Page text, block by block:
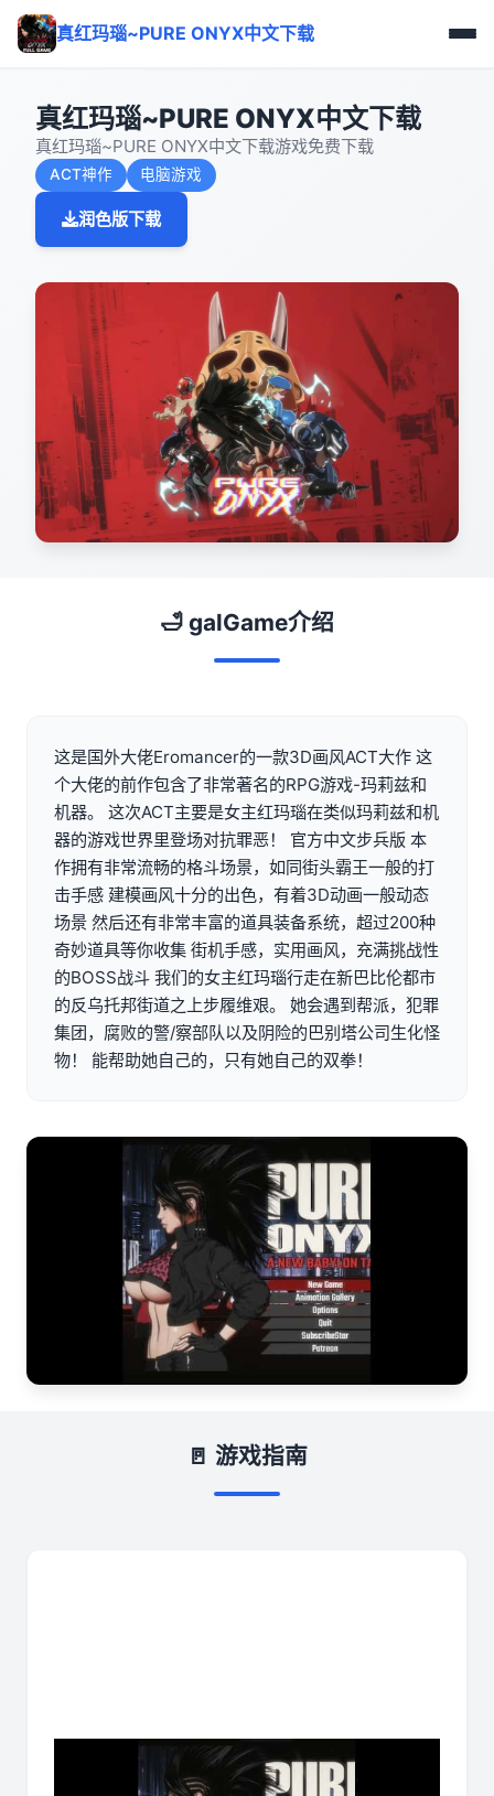
真红玛瑙~PURE ONYX中文下载
真红玛瑙~PURE ONYX中文下载
真红玛瑙~PURE ONYX中文下载游戏免费下载
ACT神作 电脑游戏
润色版下载
🛁 galGame介绍
这是国外大佬Eromancer的一款3D画风ACT大作 这
个大佬的前作包含了非常著名的RPG游戏-玛莉兹和
机器。 这次ACT主要是女主红玛瑙在类似玛莉兹和机
器的游戏世界里登场对抗罪恶！ 官方中文步兵版 本
作拥有非常流畅的格斗场景，如同街头霸王一般的打
击手感 建模画风十分的出色，有着3D动画一般动态
场景 然后还有非常丰富的道具装备系统，超过200种
奇妙道具等你收集 街机手感，实用画风，充满挑战性
的BOSS战斗 我们的女主红玛瑙行走在新巴比伦都市
的反乌托邦街道之上步履维艰。 她会遇到帮派，犯罪
集团，腐败的警/察部队以及阴险的巴别塔公司生化怪
物！ 能帮助她自己的，只有她自己的双拳！
🚪 游戏指南